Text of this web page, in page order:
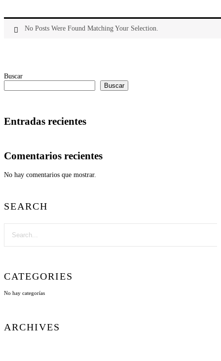
Buscar
Buscar
Entradas recientes
Comentarios recientes
No hay comentarios que mostrar.
SEARCH
CATEGORIES
No hay categorías
ARCHIVES
No Posts Were Found Matching Your Selection.